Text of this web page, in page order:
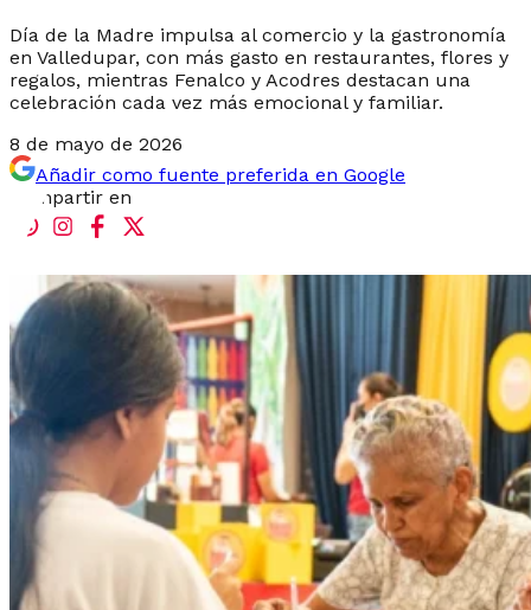
Día de la Madre impulsa al comercio y la gastronomía
en Valledupar, con más gasto en restaurantes, flores y
regalos, mientras Fenalco y Acodres destacan una
celebración cada vez más emocional y familiar.
8 de mayo de 2026
Añadir como fuente preferida en Google
Compartir en